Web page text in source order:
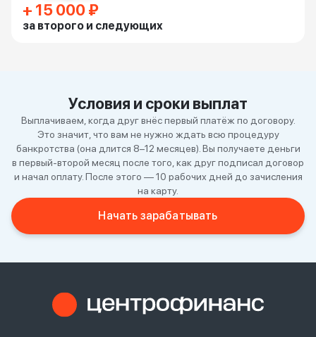
+ 15 000 ₽
за второго и следующих
Условия и сроки выплат
Выплачиваем, когда друг внёс первый платёж по договору.
Это значит, что вам не нужно ждать всю процедуру
банкротства (она длится 8–12 месяцев). Вы получаете деньги
в первый-второй месяц после того, как друг подписал договор
и начал оплату. После этого — 10 рабочих дней до зачисления
на карту.
Начать зарабатывать